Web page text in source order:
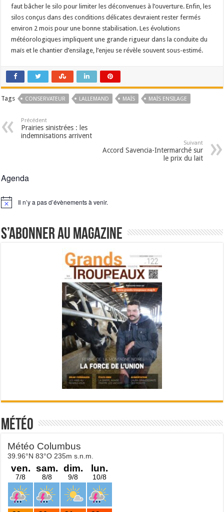
faut bâcher le silo pour limiter les déconvenues à l’ouverture. Enfin, les
silos conçus dans des conditions délicates devraient rester fermés
environ 2 mois pour une bonne stabilisation. Les évolutions
météorologiques impliquent une grande rigueur dans la conduite du
maïs et le chantier d’ensilage, l’enjeu se révèle souvent sous-estimé.
Tags CONSERVATEUR LALLEMAND MAÏS MAÏS ENSILAGE
Précédent
Prairies sinistrées : les
indemnisations arrivent
Suivant
Accord Savencia-Intermarché sur
le prix du lait
Agenda
Notice Il n’y a pas d’évènements à venir.
S’abonner au magazine
Météo